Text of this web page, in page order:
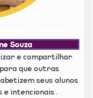
Souza
e compartilhar
que outras
seus alunos
e intencionais.